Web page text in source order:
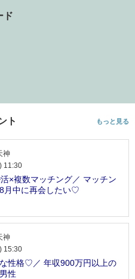
ド
ト もっと見る
神
11:30
×複数マッチング／ マッチン
月中に再会したい♡
神
15:30
性格♡／ 年収900万円以上の
性